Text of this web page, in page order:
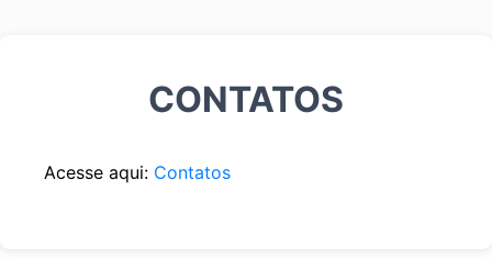
CONTATOS
Acesse aqui: Contatos